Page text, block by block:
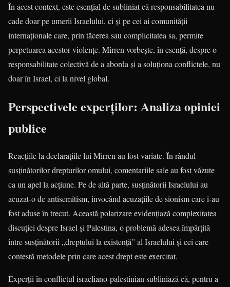
În acest context, este esențial de subliniat că responsabilitatea nu
cade doar pe umerii Israelului, ci și pe cei ai comunității
internaționale care, prin tăcerea sau complicitatea sa, permite
perpetuarea acestor violențe. Mirren vorbește, în esență, despre o
responsabilitate colectivă de a aborda și a soluționa conflictele, nu
doar în Israel, ci la nivel global.
Perspectivele experților: Analiza opiniei
publice
Reacțiile la declarațiile lui Mirren au fost variate. În rândul
susținătorilor drepturilor omului, comentariile sale au fost văzute
ca un apel la acțiune. Pe de altă parte, susținătorii Israelului au
acuzat-o de antisemitism, invocând acuzațiile de sionism care i-au
fost aduse în trecut. Această polarizare evidențiază complexitatea
discuției despre Israel și Palestina, o problemă adesea împărțită
între susținătorii „dreptului la existență” al Israelului și cei care
contestă metodele prin care acest drept este exercitat.
Experții în conflictul israeliano-palestinian subliniază că, pentru a